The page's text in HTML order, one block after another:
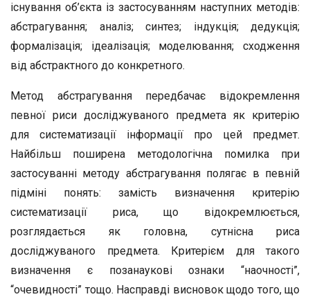
існування об’єкта із застосуванням наступних методів:
абстрагування; аналіз; синтез; індукція; дедукція;
формалізація; ідеалізація; моделювання; сходження
від абстрактного до конкретного.
Метод абстрагування передбачає відокремлення
певної риси досліджуваного предмета як критерію
для систематизації інформації про цей предмет.
Найбільш поширена методологічна помилка при
застосуванні методу абстрагування полягає в певній
підміні понять: замість визначення критерію
систематизації риса, що відокремлюється,
розглядається як головна, сутнісна риса
досліджуваного предмета. Критерієм для такого
визначення є позанаукові ознаки “наочності”,
“очевидності” тощо. Насправді висновок щодо того, що